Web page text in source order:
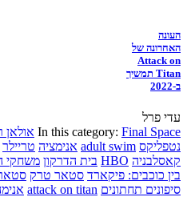
העונה
האחרונה של
Attack on
Titan תמשיך
ב-2022
עדי פרל
In this category: Final Space אולאן
נטפליקס adult swim אנימציה טריילר
קאסלבניה HBO בית הדרקון משחקי
בין כוכבים: פיקארד סטאר טרק
סיפונים תחתונים attack on titan